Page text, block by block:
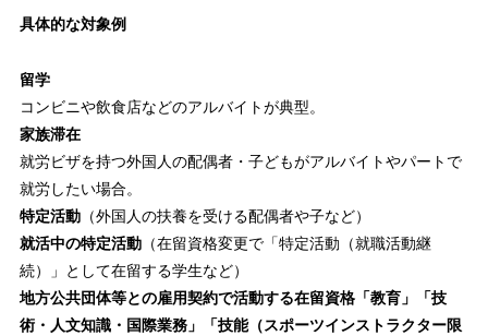
具体的な対象例
留学
コンビニや飲食店などのアルバイトが典型。
家族滞在
就労ビザを持つ外国人の配偶者・子どもがアルバイトやパートで
就労したい場合。
特定活動（外国人の扶養を受ける配偶者や子など）
就活中の特定活動（在留資格変更で「特定活動（就職活動継
続）」として在留する学生など）
地方公共団体等との雇用契約で活動する在留資格「教育」「技
術・人文知識・国際業務」「技能（スポーツインストラクター限